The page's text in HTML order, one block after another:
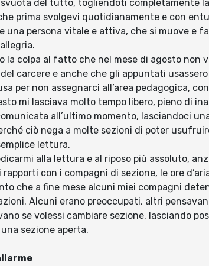
del tutto, togliendoti completamente
prima svolgevi quotidianamente e con
una persona vitale e attiva, che si muove e
la colpa al fatto che nel mese di agosto non
carcere e anche che gli appuntati
per non assegnarci all’area pedagogica,
mi lasciava molto tempo libero, pieno di
all’ultimo momento, lasciandoci
ciò nega a molte sezioni di poter
lettura.
alla lettura e al riposo più assoluto,
con i compagni di sezione, le ore
che a fine mese alcuni miei compagni
Alcuni erano preoccupati, altri
se volessi cambiare sezione, lasciando
sezione aperta.